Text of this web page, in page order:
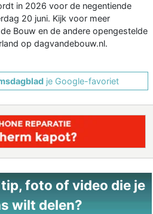
in 2026 voor de negentiende
20 juni. Kijk voor meer
Bouw en de andere opengestelde
op dagvandebouw.nl.
je Google-favoriet
tip, foto of video die je
wilt delen?